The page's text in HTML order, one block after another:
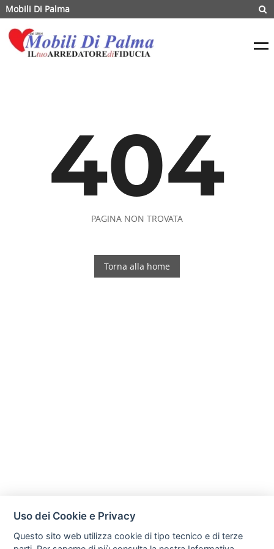
Mobili Di Palma
404
PAGINA NON TROVATA
Torna alla home
Uso dei Cookie e Privacy
Questo sito web utilizza cookie di tipo tecnico e di terze